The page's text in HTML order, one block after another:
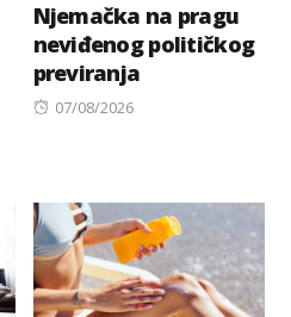
Njemačka na pragu
neviđenog političkog
previranja
Posted
07/08/2026